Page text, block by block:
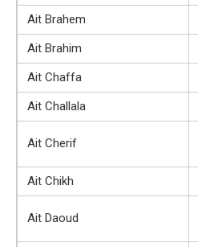
Ait Brahem
Ait Brahim
Ait Chaffa
Ait Challala
Ait Cherif
Ait Chikh
Ait Daoud